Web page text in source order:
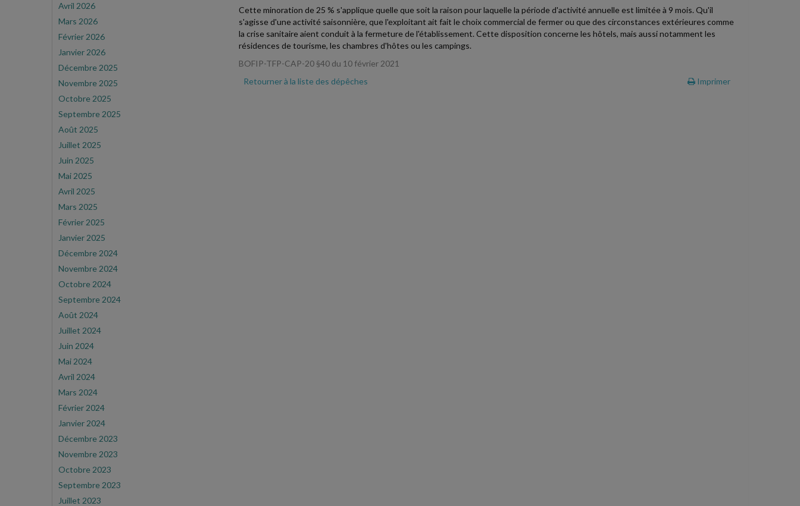
Avril 2026
Mars 2026
Février 2026
Janvier 2026
Décembre 2025
Novembre 2025
Octobre 2025
Septembre 2025
Août 2025
Juillet 2025
Juin 2025
Mai 2025
Avril 2025
Mars 2025
Février 2025
Janvier 2025
Décembre 2024
Novembre 2024
Octobre 2024
Septembre 2024
Août 2024
Juillet 2024
Juin 2024
Mai 2024
Avril 2024
Mars 2024
Février 2024
Janvier 2024
Décembre 2023
Novembre 2023
Octobre 2023
Septembre 2023
Juillet 2023
Cette minoration de 25 % s'applique quelle que soit la raison pour laquelle la période d'activité annuelle est limitée à 9 mois. Qu'il
s'agisse d'une activité saisonnière, que l'exploitant ait fait le choix commercial de fermer ou que des circonstances extérieures comme
la crise sanitaire aient conduit à la fermeture de l'établissement. Cette disposition concerne les hôtels, mais aussi notamment les
résidences de tourisme, les chambres d'hôtes ou les campings.
BOFIP-TFP-CAP-20 §40 du 10 février 2021
Retourner à la liste des dépêches
Imprimer